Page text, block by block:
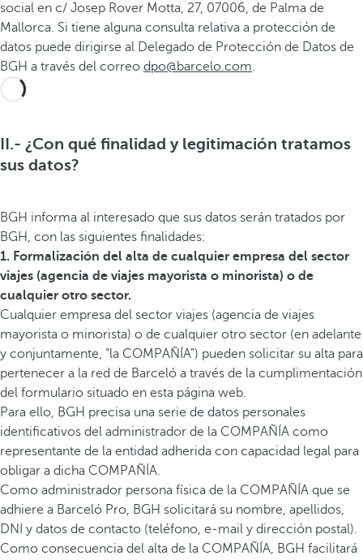
social en c/ Josep Rover Motta, 27, 07006, de Palma de
Mallorca. Si tiene alguna consulta relativa a protección de
datos puede dirigirse al Delegado de Protección de Datos de
BGH a través del correo dpo@barcelo.com.
II.- ¿Con qué finalidad y legitimación tratamos
sus datos?
BGH informa al interesado que sus datos serán tratados por
BGH, con las siguientes finalidades:
1. Formalización del alta de cualquier empresa del sector
viajes (agencia de viajes mayorista o minorista) o de
cualquier otro sector.
Cualquier empresa del sector viajes (agencia de viajes
mayorista o minorista) o de cualquier otro sector (en adelante
y conjuntamente, “la COMPAÑÍA”) pueden solicitar su alta para
pertenecer a la red de Barceló a través de la cumplimentación
del formulario situado en esta página web.
Para ello, BGH precisa una serie de datos personales
identificativos del administrador de la COMPAÑÍA como
representante de la entidad adherida con capacidad legal para
obligar a dicha COMPAÑÍA.
Como administrador persona física de la COMPAÑÍA que se
adhiere a Barceló Pro, BGH solicitará su nombre, apellidos,
DNI y datos de contacto (teléfono, e-mail y dirección postal).
Como consecuencia del alta de la COMPAÑÍA, BGH facilitará